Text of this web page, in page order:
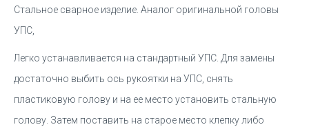
Стальное сварное изделие. Аналог оригинальной головы
УПС,
Легко устанавливается на стандартный УПС. Для замены
достаточно выбить ось рукоятки на УПС, снять
пластиковую голову и на ее место установить стальную
голову. Затем поставить на старое место клепку либо